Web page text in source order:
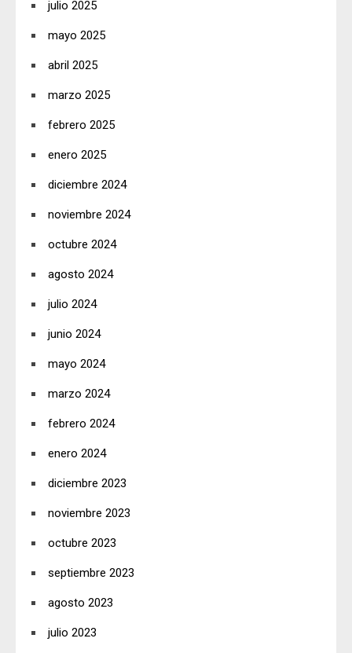
julio 2025
mayo 2025
abril 2025
marzo 2025
febrero 2025
enero 2025
diciembre 2024
noviembre 2024
octubre 2024
agosto 2024
julio 2024
junio 2024
mayo 2024
marzo 2024
febrero 2024
enero 2024
diciembre 2023
noviembre 2023
octubre 2023
septiembre 2023
agosto 2023
julio 2023